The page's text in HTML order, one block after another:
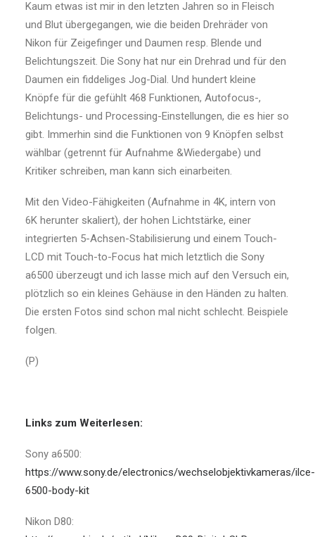
Kaum etwas ist mir in den letzten Jahren so in Fleisch
und Blut übergegangen, wie die beiden Drehräder von
Nikon für Zeigefinger und Daumen resp. Blende und
Belichtungszeit. Die Sony hat nur ein Drehrad und für den
Daumen ein fiddeliges Jog-Dial. Und hundert kleine
Knöpfe für die gefühlt 468 Funktionen, Autofocus-,
Belichtungs- und Processing-Einstellungen, die es hier so
gibt. Immerhin sind die Funktionen von 9 Knöpfen selbst
wählbar (getrennt für Aufnahme &Wiedergabe) und
Kritiker schreiben, man kann sich einarbeiten.
Mit den Video-Fähigkeiten (Aufnahme in 4K, intern von
6K herunter skaliert), der hohen Lichtstärke, einer
integrierten 5-Achsen-Stabilisierung und einem Touch-
LCD mit Touch-to-Focus hat mich letztlich die Sony
a6500 überzeugt und ich lasse mich auf den Versuch ein,
plötzlich so ein kleines Gehäuse in den Händen zu halten.
Die ersten Fotos sind schon mal nicht schlecht. Beispiele
folgen.
(P)
Links zum Weiterlesen:
Sony a6500:
https://www.sony.de/electronics/wechselobjektivkameras/ilce-
6500-body-kit
Nikon D80: